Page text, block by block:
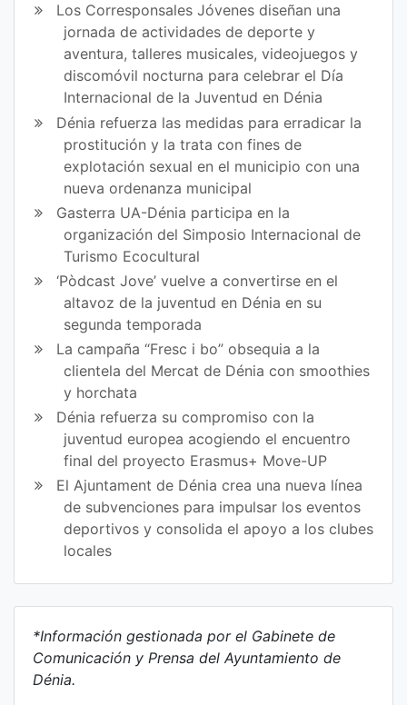
Los Corresponsales Jóvenes diseñan una
jornada de actividades de deporte y
aventura, talleres musicales, videojuegos y
discomóvil nocturna para celebrar el Día
Internacional de la Juventud en Dénia
Dénia refuerza las medidas para erradicar la
prostitución y la trata con fines de
explotación sexual en el municipio con una
nueva ordenanza municipal
Gasterra UA-Dénia participa en la
organización del Simposio Internacional de
Turismo Ecocultural
‘Pòdcast Jove’ vuelve a convertirse en el
altavoz de la juventud en Dénia en su
segunda temporada
La campaña “Fresc i bo” obsequia a la
clientela del Mercat de Dénia con smoothies
y horchata
Dénia refuerza su compromiso con la
juventud europea acogiendo el encuentro
final del proyecto Erasmus+ Move-UP
El Ajuntament de Dénia crea una nueva línea
de subvenciones para impulsar los eventos
deportivos y consolida el apoyo a los clubes
locales
*Información gestionada por el Gabinete de
Comunicación y Prensa del Ayuntamiento de
Dénia.